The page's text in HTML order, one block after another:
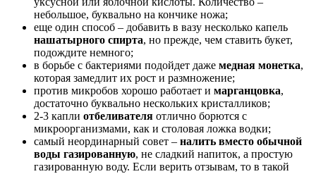
небольшое, буквально на кончике ножа;
еще один способ – добавить в вазу несколько капель
нашатырного спирта, но прежде, чем ставить букет,
подождите немного;
в борьбе с бактериями подойдет даже медная монетка,
которая замедлит их рост и размножение;
против микробов хорошо работает и марганцовка,
достаточно буквально нескольких кристалликов;
2-3 капли отбеливателя отлично борются с
микроорганизмами, как и столовая ложка водки;
самый неординарный совет – налить вместо обычной
воды газированную, не сладкий напиток, а простую
газированную воду. Если верить отзывам, то в такой